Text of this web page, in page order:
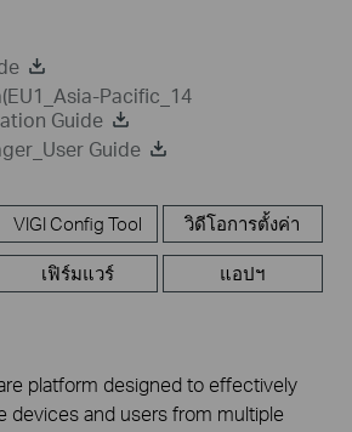
Pacific_14
Guide
Guide
VIGI Config Tool วิดีโอการตั้งค่า
เฟิร์มแวร์ แอปฯ
platform designed to effectively
devices and users from multiple